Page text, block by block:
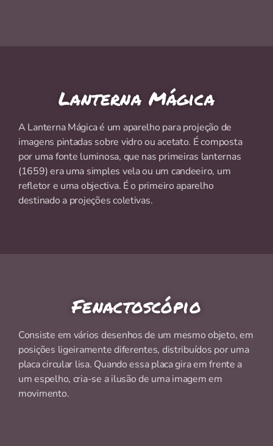
Lanterna Mágica
A Lanterna Mágica é um aparelho para projeção de
imagens pintadas sobre vidro ou acetato. É composta
por uma fonte luminosa, que nas primeiras lanternas
(1659) era uma simples vela ou um candeeiro, um
refletor e uma objectiva. É o primeiro aparelho
destinado a projeções coletivas.
Fenactoscópio
Consiste em vários desenhos de um mesmo objeto, em
posições ligeiramente diferentes, distribuídos por uma
placa circular lisa. Quando essa placa gira em frente a
um espelho, cria-se a ilusão de uma imagem em
movimento.